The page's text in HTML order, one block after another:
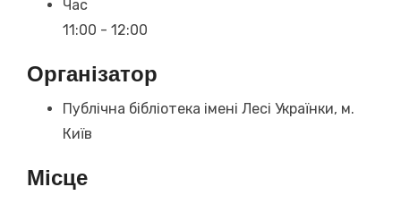
Час
11:00 - 12:00
Організатор
Публічна бібліотека імені Лесі Українки, м.
Київ
Місце